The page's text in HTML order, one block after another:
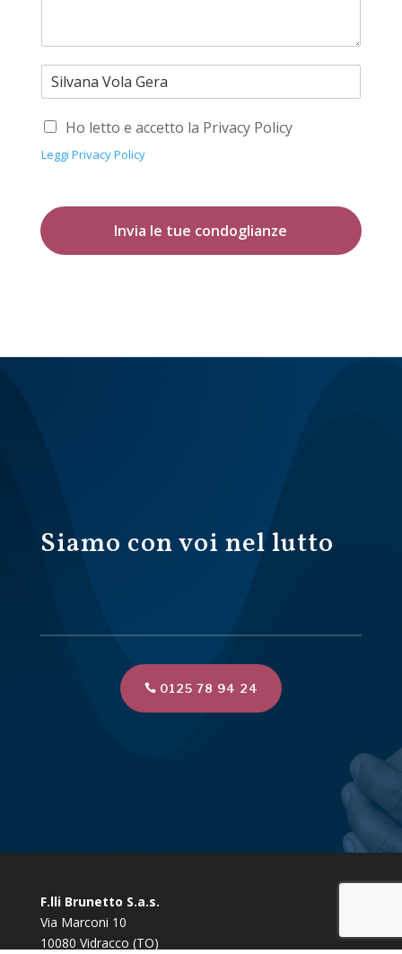
Ho letto e accetto la Privacy Policy
Leggi Privacy Policy
Invia le tue condoglianze
Siamo con voi nel lutto
0125 78 94 24
F.lli Brunetto S.a.s.
Via Marconi 10
10080 Vidracco (TO)